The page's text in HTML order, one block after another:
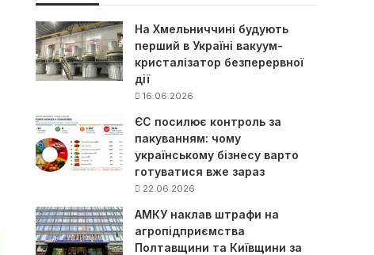
На Хмельниччині будують
перший в Україні вакуум-
кристалізатор безперервної
дії
16.06.2026
ЄС посилює контроль за
пакуванням: чому
українському бізнесу варто
готуватися вже зараз
22.06.2026
АМКУ наклав штрафи на
агропідприємства
Полтавщини та Київщини за